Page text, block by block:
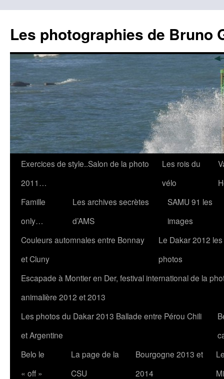
Les photographies de Bruno
Aller
contenu
Exercices de style..Salon de la photo
2011…
Les rois du
vélo
Famille
only…
Les archives secrètes
d’AMS
SAMU 91 les
images
Couleurs automnales entre Bonnay
et Cluny
Le Dakar 2012 les
photos
Escapade à Montier en Der, festival international de la
animalière 2012 et 2013
Les photos du Dakar 2013 Ballade entre Pérou Chili
et Argentine
Belo le
« off »
La page de la
CSU
Bourgogne 2013 et
2014